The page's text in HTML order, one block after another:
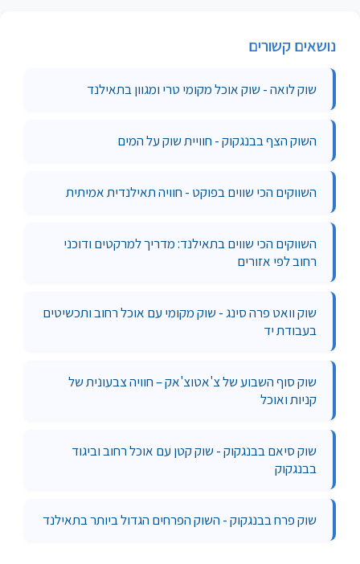
נושאים קשורים
שוק לואה - שוק אוכל מקומי טרי ומגוון בתאילנד
השוק הצף בבנגקוק - חוויית שוק על המים
השווקים הכי שווים בפוקט - חוויה תאילנדית אמיתית
השווקים הכי שווים בתאילנד: מדריך למרקטים ודוכני
רחוב לפי אזורים
שוק וואט פרה סינג - שוק מקומי עם אוכל רחוב ותכשיטים
בעבודת יד
שוק סוף השבוע של צ'אטוצ'אק – חוויה צבעונית של
קניות ואוכל
שוק סיאם בבנגקוק - שוק קטן עם אוכל רחוב וביגוד
בבנגקוק
שוק פרח בבנגקוק - השוק הפרחים הגדול ביותר בתאילנד